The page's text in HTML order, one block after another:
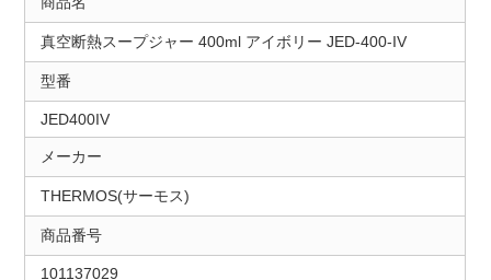
真空断熱スープジャー 400ml アイボリー JED-400-IV
型番
JED400IV
メーカー
THERMOS(サーモス)
商品番号
101137029